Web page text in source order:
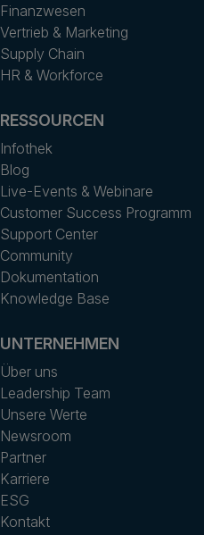
Finanzwesen
Vertrieb & Marketing
Supply Chain
HR & Workforce
RESSOURCEN
Infothek
Blog
Live-Events & Webinare
Customer Success Programm
Support Center
Community
Dokumentation
Knowledge Base
UNTERNEHMEN
Über uns
Leadership Team
Unsere Werte
Newsroom
Partner
Karriere
ESG
Kontakt